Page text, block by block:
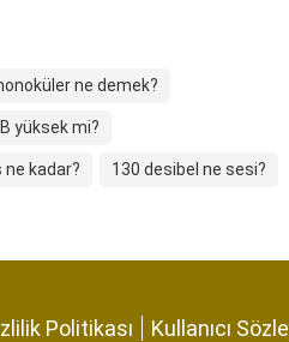
ne demek?
yüksek mi?
ne kadar? 130 desibel ne sesi?
Politikası Kullanıcı